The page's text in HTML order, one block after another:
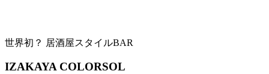
世界初？ 居酒屋スタイルBAR
IZAKAYA COLORSOL